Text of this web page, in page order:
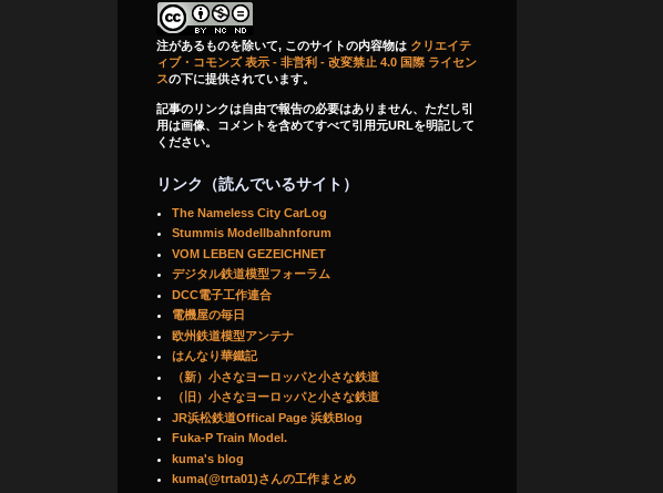
注があるものを除いて, このサイトの内容物は クリエイテ
ィブ・コモンズ 表示 - 非営利 - 改変禁止 4.0 国際 ライセン
スの下に提供されています。
記事のリンクは自由で報告の必要はありません、ただし引
用は画像、コメントを含めてすべて引用元URLを明記して
ください。
リンク（読んでいるサイト）
The Nameless City CarLog
Stummis Modellbahnforum
VOM LEBEN GEZEICHNET
デジタル鉄道模型フォーラム
DCC電子工作連合
電機屋の毎日
欧州鉄道模型アンテナ
はんなり華鐵記
（新）小さなヨーロッパと小さな鉄道
（旧）小さなヨーロッパと小さな鉄道
JR浜松鉄道Offical Page 浜鉄Blog
Fuka-P Train Model.
kuma's blog
kuma(@trta01)さんの工作まとめ